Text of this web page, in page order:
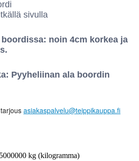
sivulla
noin 4cm korkea ja
Pyyheliinan ala boordin
asiakaspalvelu@teippikauppa.fi
kg (kilogramma)